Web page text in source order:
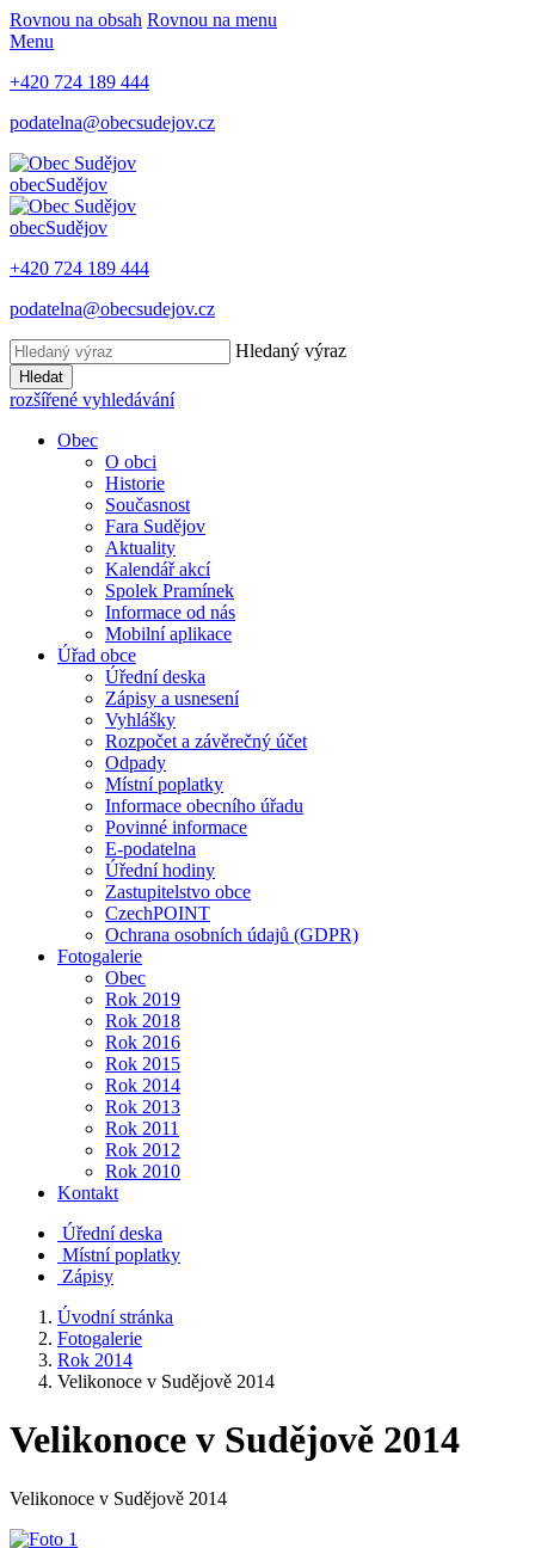
Rovnou na obsah Rovnou na menu
Menu
+420 724 189 444
podatelna@obecsudejov.cz
obecSudějov
obecSudějov
+420 724 189 444
podatelna@obecsudejov.cz
Hledaný výraz
Hledat
rozšířené vyhledávání
Obec
O obci
Historie
Současnost
Fara Sudějov
Aktuality
Kalendář akcí
Spolek Pramínek
Informace od nás
Mobilní aplikace
Úřad obce
Úřední deska
Zápisy a usnesení
Vyhlášky
Rozpočet a závěrečný účet
Odpady
Místní poplatky
Informace obecního úřadu
Povinné informace
E-podatelna
Úřední hodiny
Zastupitelstvo obce
CzechPOINT
Ochrana osobních údajů (GDPR)
Fotogalerie
Obec
Rok 2019
Rok 2018
Rok 2016
Rok 2015
Rok 2014
Rok 2013
Rok 2011
Rok 2012
Rok 2010
Kontakt
Úřední deska
Místní poplatky
Zápisy
Úvodní stránka
Fotogalerie
Rok 2014
Velikonoce v Sudějově 2014
Velikonoce v Sudějově 2014
Velikonoce v Sudějově 2014